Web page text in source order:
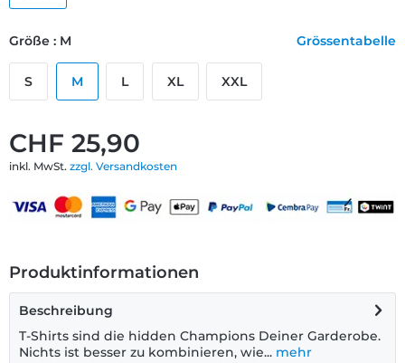
CHF 25,90
inkl. MwSt. zzgl. Versandkosten
Größe : M Grössentabelle
S M L XL XXL
Produktinformationen
Beschreibung
T-Shirts sind die hidden Champions Deiner Garderobe.
Nichts ist besser zu kombinieren, wie... mehr